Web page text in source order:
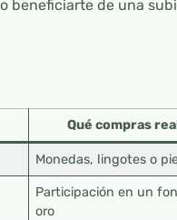
beneficiarte de una
Qué compras
Monedas, lingotes o
Participación en un
oro